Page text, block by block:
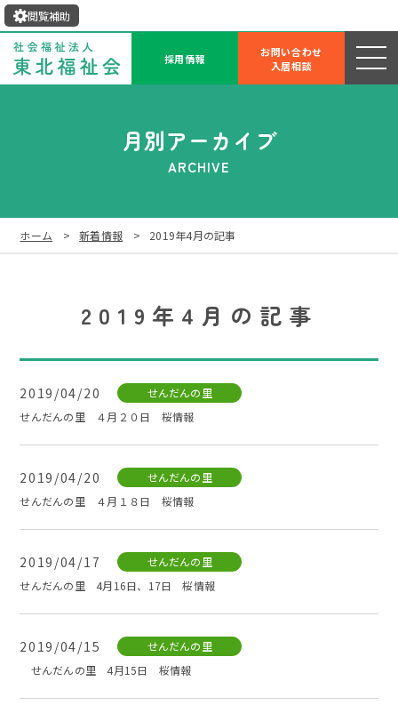
閲覧補助
採用情報
お問い合わせ
入居相談
月別アーカイブ
ARCHIVE
ホーム 新着情報 2019年4月の記事
2019年4月の記事
2019/04/20
せんだんの里
せんだんの里 ４月２０日 桜情報
2019/04/20
せんだんの里
せんだんの里 ４月１８日 桜情報
2019/04/17
せんだんの里
せんだんの里 4月16日、17日 桜情報
2019/04/15
せんだんの里
せんだんの里 4月15日 桜情報